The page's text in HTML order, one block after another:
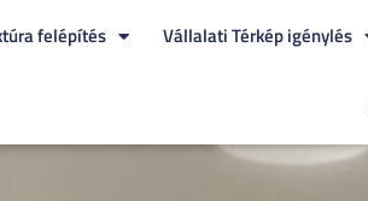
felépítés Vállalati Térkép igénylés